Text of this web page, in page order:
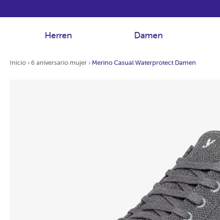
Herren Damen
Inicio ›6 aniversario mujer › Merino Casual Waterprotect Damen